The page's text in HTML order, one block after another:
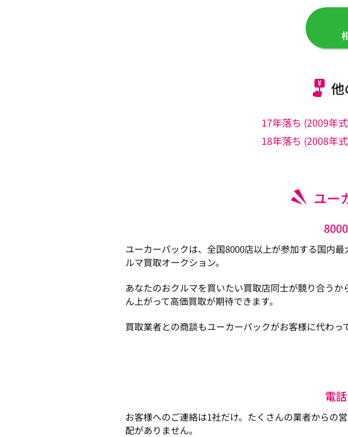
他
17年落ち (2009年
18年落ち (2008年
ユー
ユーカーパックは、全国8000店以上が参加する国内
ルマ買取オークション。
あなたのおクルマを買いたい買取店同士が競り合うか
ん上がって高価買取が期待できます。
買取業者との商談もユーカーパックがお客様に代わっ
電
お客様へのご連絡は1社だけ。たくさんの業者からの
配がありません。